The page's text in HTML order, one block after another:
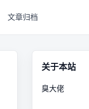
文章归档
关于本站
臭大佬